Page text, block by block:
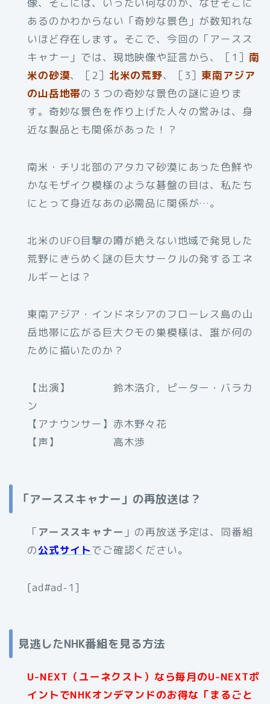
像、そこには、いったい何なのか、なぜそこに
あるのかわからない「奇妙な景色」が数知れな
いほど存在します。そこで、今回の「アースス
キャナー」では、現地映像や証言から、［1］ 南
米の砂漠、［2］ 北米の荒野、［3］ 東南アジア
の山岳地帯の３つの奇妙な景色の謎に迫りま
す。奇妙な景色を作り上げた人々の営みは、身
近な製品とも関係があった！？
南米・チリ北部のアタカマ砂漠にあった色鮮や
かなモザイク模様のような碁盤の目は、私たち
にとって身近なあの必需品に関係が…。
北米のUFO目撃の噂が絶えない地域で発見した
荒野にきらめく謎の巨大サークルの発するエネ
ルギーとは？
東南アジア・インドネシアのフローレス島の山
岳地帯に広がる巨大クモの巣模様は、誰が何の
ために描いたのか？
【出演】 鈴木浩介，ピーター・バラカ
ン
【アナウンサー】赤木野々花
【声】 高木渉
「アーススキャナー」の再放送は？
「アーススキャナー 」の再放送予定は、同番組
の公式サイトでご確認ください。
[ad#ad-1]
見逃したNHK番組を見る方法
U-NEXT（ユーネクスト）なら毎月のU-NEXTポ
イントでNHKオンデマンドのお得な「まるごと